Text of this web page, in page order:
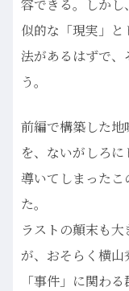
容できる。しか
似的な「現実」
法があるはずで
う。
前編で構築した
を、ないがしろ
導いてしまったこ
た。
ラストの顛末も
が、おそらく横
「事件」に関わ